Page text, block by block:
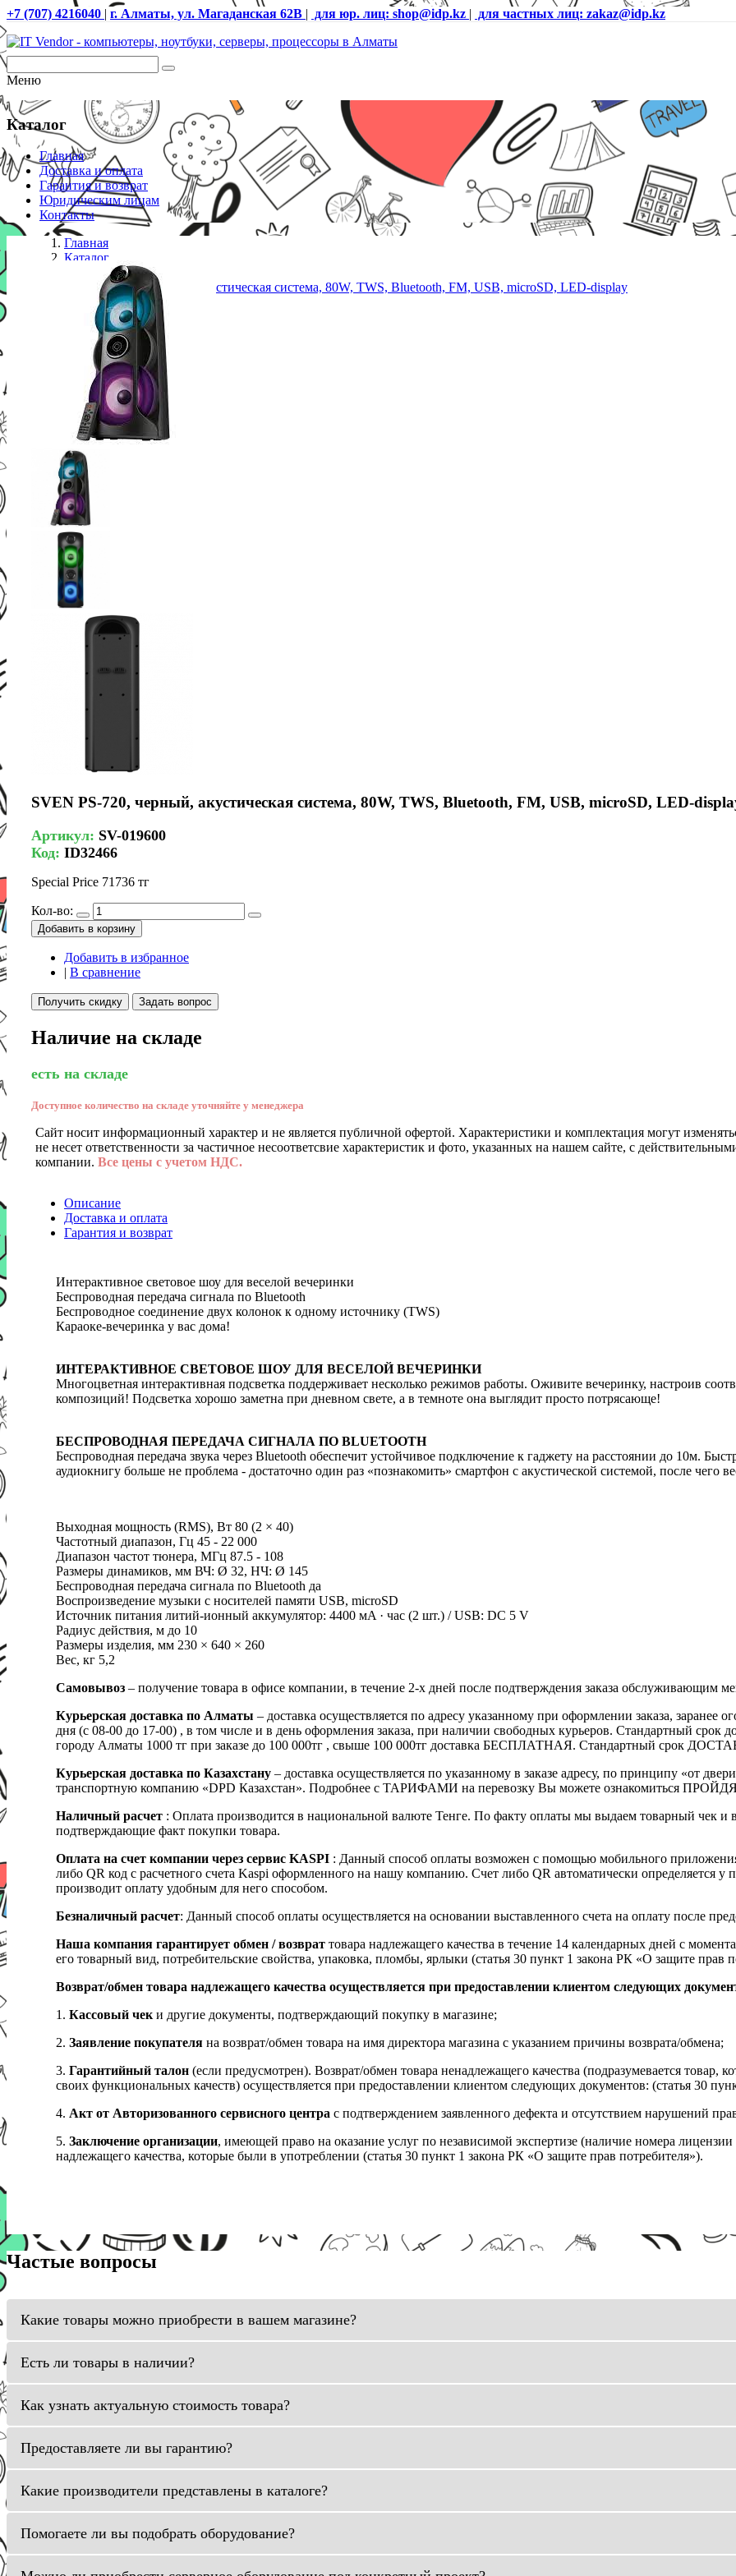
+7 (707) 4216040 | г. Алматы, ул. Магаданская 62В | для юр. лиц: shop@idp.kz | для частных лиц: zakaz@idp.kz
Меню
Каталог
Главная
Доставка и оплата
Гарантия и возврат
Юридическим лицам
Контакты
Главная
Каталог
Колонки
SVEN PS-720, черный, акустическая система, 80W, TWS, Bluetooth, FM, USB, microSD, LED-display
SVEN PS-720, черный, акустическая система, 80W, TWS, Bluetooth, FM, USB, microSD, LED-
Артикул: SV-019600
Код: ID32466
Special Price 71736 тг
Кол-во:
Добавить в корзину
Добавить в избранное
| В сравнение
Получить скидку Задать вопрос
Наличие на складе
есть на складе
Доступное количество на складе уточняйте у менеджера
Сайт носит информационный характер и не является публичной офертой. Характеристики и комплектация могут
не несет ответственности за частичное несоответсвие характеристик и фото, указанных на нашем сайте, с
компании. Все цены с учетом НДС.
Описание
Доставка и оплата
Гарантия и возврат
Интерактивное световое шоу для веселой вечеринки
Беспроводная передача сигнала по Bluetooth
Беспроводное соединение двух колонок к одному источнику (TWS)
Караоке-вечеринка у вас дома!
ИНТЕРАКТИВНОЕ СВЕТОВОЕ ШОУ ДЛЯ ВЕСЕЛОЙ ВЕЧЕРИНКИ
Многоцветная интерактивная подсветка поддерживает несколько режимов работы. Оживите вечеринку, настроив
композиций! Подсветка хорошо заметна при дневном свете, а в темноте она выглядит просто потрясающе!
БЕСПРОВОДНАЯ ПЕРЕДАЧА СИГНАЛА ПО BLUETOOTH
Беспроводная передача звука через Bluetooth обеспечит устойчивое подключение к гаджету на расстоянии до 10м.
аудиокнигу больше не проблема - достаточно один раз «познакомить» смартфон с акустической системой, после чего
Выходная мощность (RMS), Вт 80 (2 × 40)
Частотный диапазон, Гц 45 - 22 000
Диапазон частот тюнера, МГц 87.5 - 108
Размеры динамиков, мм ВЧ: Ø 32, НЧ: Ø 145
Беспроводная передача сигнала по Bluetooth да
Воспроизведение музыки с носителей памяти USB, microSD
Источник питания литий-ионный aккумулятор: 4400 мA · час (2 шт.) / USB: DC 5 V
Радиус действия, м до 10
Размеры изделия, мм 230 × 640 × 260
Вес, кг 5,2
Самовывоз – получение товара в офисе компании, в течение 2-х дней после подтверждения заказа обслуживающим
Курьерская доставка по Алматы – доставка осуществляется по адресу указанному при оформлении заказа, заранее
дня (с 08-00 до 17-00) , в том числе и в день оформления заказа, при наличии свободных курьеров. Стандартный
городу Алматы 1000 тг при заказе до 100 000тг , свыше 100 000тг доставка БЕСПЛАТНАЯ. Стандартный срок
Курьерская доставка по Казахстану – доставка осуществляется по указанному в заказе адресу, по принципу «от
транспортную компанию «DPD Казахстан». Подробнее с ТАРИФАМИ на перевозку Вы можете ознакомиться
Наличный расчет : Оплата производится в национальной валюте Тенге. По факту оплаты мы выдаем товарный чек и
подтверждающие факт покупки товара.
Оплата на счет компании через сервис KASPI : Данный способ оплаты возможен с помощью мобильного
либо QR код с расчетного счета Kaspi оформленного на нашу компанию. Счет либо QR автоматически определяется у
производит оплату удобным для него способом.
Безналичный расчет: Данный способ оплаты осуществляется на основании выставленного счета на оплату после
Наша компания гарантирует обмен / возврат товара надлежащего качества в течение 14 календарных дней с
его товарный вид, потребительские свойства, упаковка, пломбы, ярлыки (статья 30 пункт 1 закона РК «О защите прав
Возврат/обмен товара надлежащего качества осуществляется при предоставлении клиентом следующих
1. Кассовый чек и другие документы, подтверждающий покупку в магазине;
2. Заявление покупателя на возврат/обмен товара на имя директора магазина с указанием причины возврата/обмена;
3. Гарантийный талон (если предусмотрен). Возврат/обмен товара ненадлежащего качества (подразумевается товар,
своих функциональных качеств) осуществляется при предоставлении клиентом следующих документов: (статья 30
4. Акт от Авторизованного сервисного центра с подтверждением заявленного дефекта и отсутствием нарушений
5. Заключение организации, имеющей право на оказание услуг по независимой экспертизе (наличие номера
надлежащего качества, которые были в употреблении (статья 30 пункт 1 закона РК «О защите прав потребителя»).
Частые вопросы
Какие товары можно приобрести в вашем магазине?
Есть ли товары в наличии?
Как узнать актуальную стоимость товара?
Предоставляете ли вы гарантию?
Какие производители представлены в каталоге?
Помогаете ли вы подобрать оборудование?